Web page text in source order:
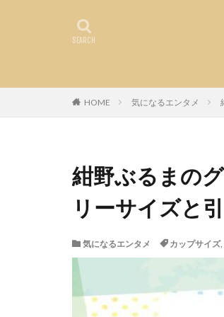
HOME 気になるエンタメ
紺野ぶるまの
リーサイズと
気になるエンタメ カップサイズ,